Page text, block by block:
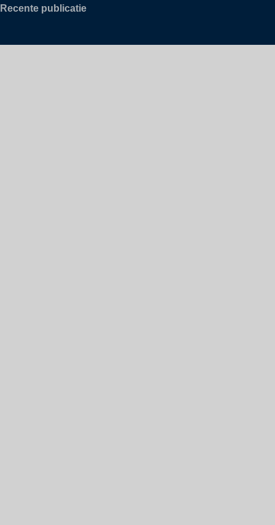
Recente publicatie